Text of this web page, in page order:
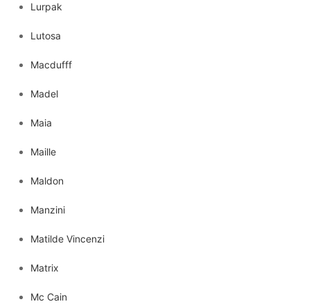
Lurpak
Lutosa
Macdufff
Madel
Maia
Maille
Maldon
Manzini
Matilde Vincenzi
Matrix
Mc Cain